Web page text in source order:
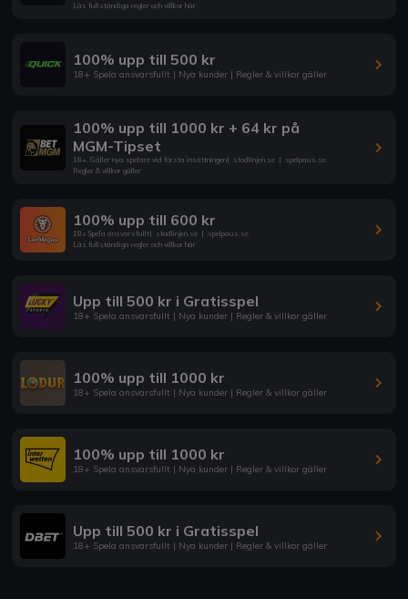
Läs fullständiga regler och villkor här
100% upp till 500 kr
18+ Spela ansvarsfullt | Nya kunder | Regler & villkor gäller
100% upp till 1000 kr + 64 kr på
MGM-Tipset
18+. Gäller nya spelare vid första insättningen| stodlinjen.se | spelpaus.se
Regler & villkor gäller
100% upp till 600 kr
18+ Spela ansvarsfullt| stodlinjen.se | spelpaus.se
Läs fullständiga regler och villkor här
Upp till 500 kr i Gratisspel
18+ Spela ansvarsfullt | Nya kunder | Regler & villkor gäller
100% upp till 1000 kr
18+ Spela ansvarsfullt | Nya kunder | Regler & villkor gäller
100% upp till 1000 kr
18+ Spela ansvarsfullt | Nya kunder | Regler & villkor gäller
Upp till 500 kr i Gratisspel
18+ Spela ansvarsfullt | Nya kunder | Regler & villkor gäller